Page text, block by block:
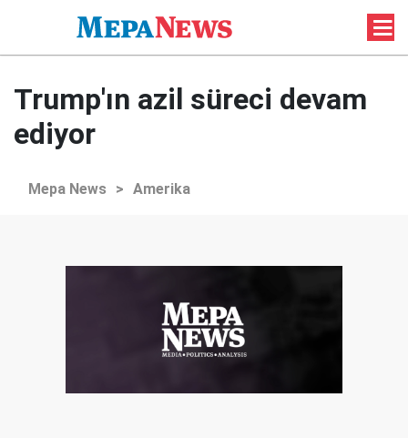
Trump'ın azil süreci devam
ediyor
Mepa News > Amerika